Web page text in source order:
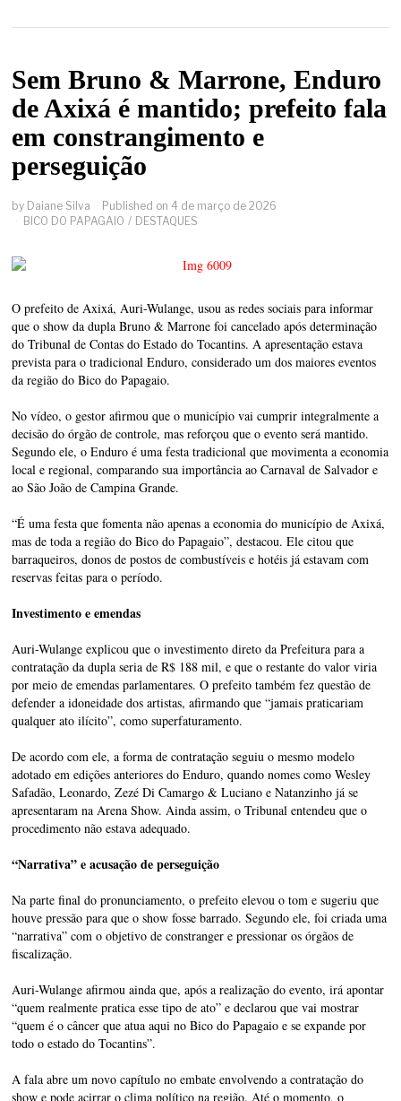
Sem Bruno & Marrone, Enduro
de Axixá é mantido; prefeito fala
em constrangimento e
perseguição
by Daiane Silva Published on 4 de março de 2026
BICO DO PAPAGAIO / DESTAQUES
O prefeito de Axixá, Auri-Wulange, usou as redes sociais para informar
que o show da dupla Bruno & Marrone foi cancelado após determinação
do Tribunal de Contas do Estado do Tocantins. A apresentação estava
prevista para o tradicional Enduro, considerado um dos maiores eventos
da região do Bico do Papagaio.
No vídeo, o gestor afirmou que o município vai cumprir integralmente a
decisão do órgão de controle, mas reforçou que o evento será mantido.
Segundo ele, o Enduro é uma festa tradicional que movimenta a economia
local e regional, comparando sua importância ao Carnaval de Salvador e
ao São João de Campina Grande.
“É uma festa que fomenta não apenas a economia do município de Axixá,
mas de toda a região do Bico do Papagaio”, destacou. Ele citou que
barraqueiros, donos de postos de combustíveis e hotéis já estavam com
reservas feitas para o período.
Investimento e emendas
Auri-Wulange explicou que o investimento direto da Prefeitura para a
contratação da dupla seria de R$ 188 mil, e que o restante do valor viria
por meio de emendas parlamentares. O prefeito também fez questão de
defender a idoneidade dos artistas, afirmando que “jamais praticariam
qualquer ato ilícito”, como superfaturamento.
De acordo com ele, a forma de contratação seguiu o mesmo modelo
adotado em edições anteriores do Enduro, quando nomes como Wesley
Safadão, Leonardo, Zezé Di Camargo & Luciano e Natanzinho já se
apresentaram na Arena Show. Ainda assim, o Tribunal entendeu que o
procedimento não estava adequado.
“Narrativa” e acusação de perseguição
Na parte final do pronunciamento, o prefeito elevou o tom e sugeriu que
houve pressão para que o show fosse barrado. Segundo ele, foi criada uma
“narrativa” com o objetivo de constranger e pressionar os órgãos de
fiscalização.
Auri-Wulange afirmou ainda que, após a realização do evento, irá apontar
“quem realmente pratica esse tipo de ato” e declarou que vai mostrar
“quem é o câncer que atua aqui no Bico do Papagaio e se expande por
todo o estado do Tocantins”.
A fala abre um novo capítulo no embate envolvendo a contratação do
show e pode acirrar o clima político na região. Até o momento, o